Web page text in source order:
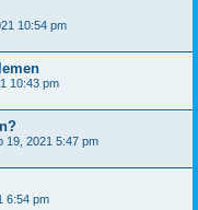
10:54 pm
10:43 pm
19, 2021 5:47 pm
6:54 pm